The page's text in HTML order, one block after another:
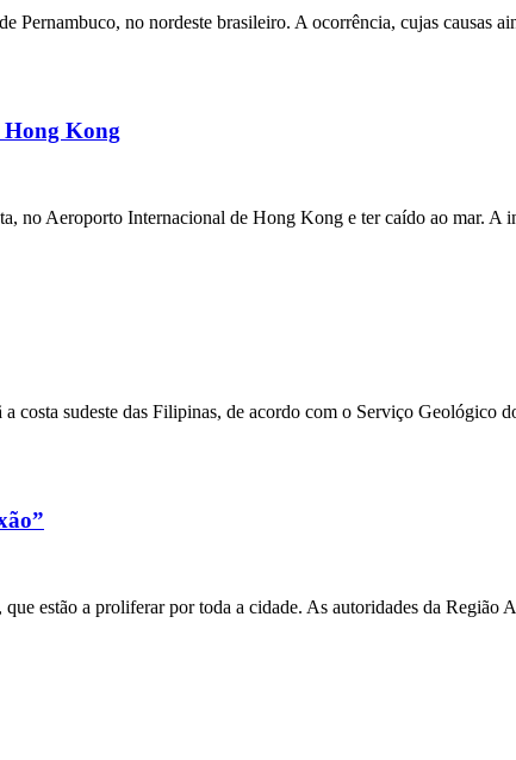
Pernambuco, no nordeste brasileiro. A ocorrência, cujas causas
Hong Kong
no Aeroporto Internacional de Hong Kong e ter caído ao mar.
costa sudeste das Filipinas, de acordo com o Serviço
estão a proliferar por toda a cidade. As autoridades da